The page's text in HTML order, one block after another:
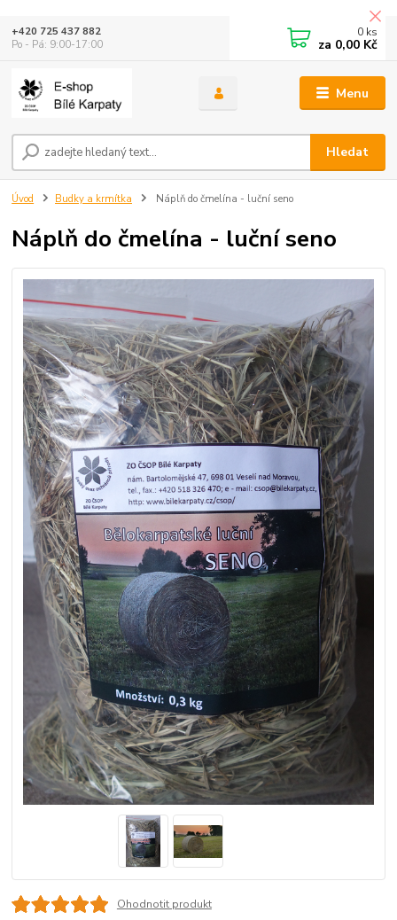
Menu
Hledat
+420 725 437 882
Po - Pá: 9:00-17:00
0 ks
za 0,00 Kč
Úvod Budky a krmítka Náplň do čmelína - luční seno
Náplň do čmelína - luční seno
Ohodnotit produkt